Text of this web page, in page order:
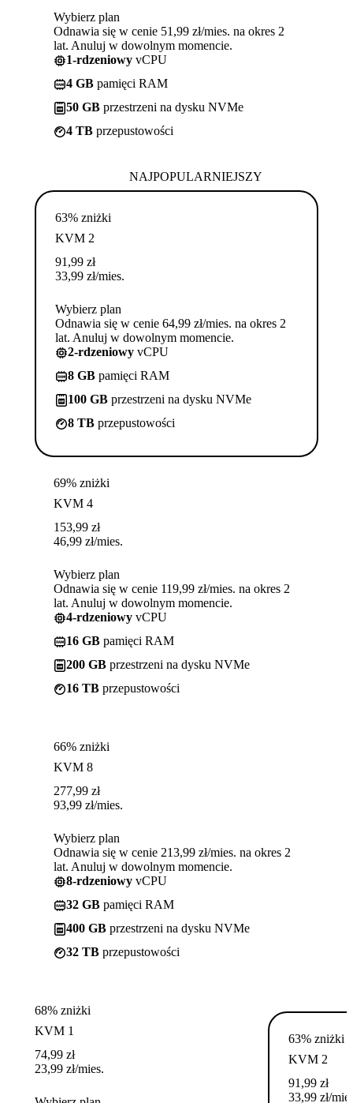
Wybierz plan
Odnawia się w cenie 51,99 zł/mies. na okres 2
lat. Anuluj w dowolnym momencie.
1-rdzeniowy vCPU
4 GB pamięci RAM
50 GB przestrzeni na dysku NVMe
4 TB przepustowości
NAJPOPULARNIEJSZY
63% zniżki
KVM 2
91,99 zł
33,99 zł/mies.
Wybierz plan
Odnawia się w cenie 64,99 zł/mies. na okres 2
lat. Anuluj w dowolnym momencie.
2-rdzeniowy vCPU
8 GB pamięci RAM
100 GB przestrzeni na dysku NVMe
8 TB przepustowości
69% zniżki
KVM 4
153,99 zł
46,99 zł/mies.
Wybierz plan
Odnawia się w cenie 119,99 zł/mies. na okres 2
lat. Anuluj w dowolnym momencie.
4-rdzeniowy vCPU
16 GB pamięci RAM
200 GB przestrzeni na dysku NVMe
16 TB przepustowości
66% zniżki
KVM 8
277,99 zł
93,99 zł/mies.
Wybierz plan
Odnawia się w cenie 213,99 zł/mies. na okres 2
lat. Anuluj w dowolnym momencie.
8-rdzeniowy vCPU
32 GB pamięci RAM
400 GB przestrzeni na dysku NVMe
32 TB przepustowości
68% zniżki
KVM 1
74,99 zł
23,99 zł/mies.
63% zniżki
KVM 2
91,99 zł
33,99 zł/